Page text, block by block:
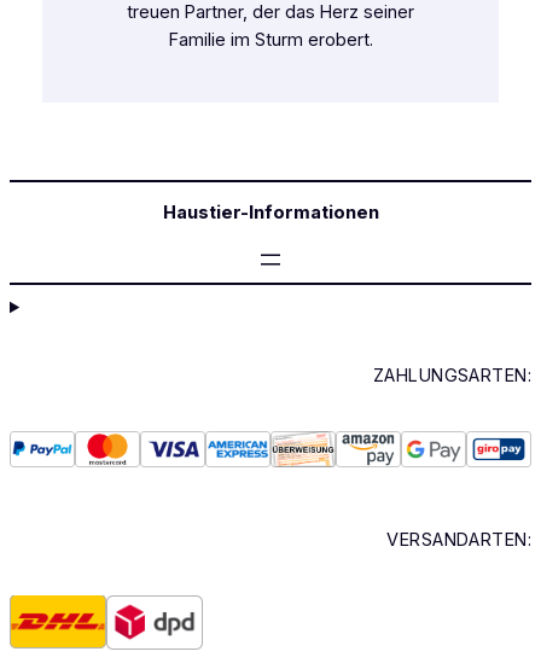
treuen Partner, der das Herz seiner
Familie im Sturm erobert.
Haustier-Informationen
ZAHLUNGSARTEN:
VERSANDARTEN: